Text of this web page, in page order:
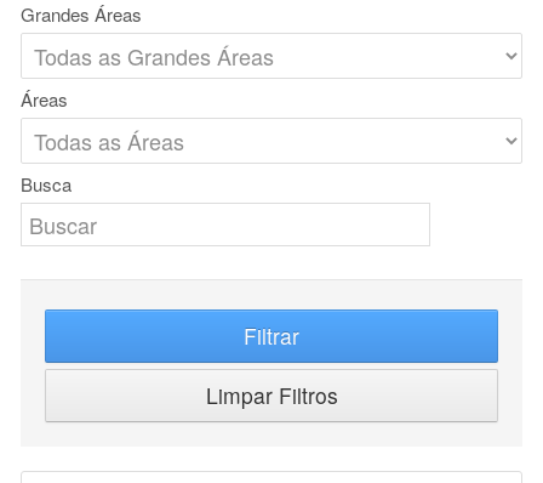
Grandes Áreas
Áreas
Busca
Filtrar
Limpar Filtros